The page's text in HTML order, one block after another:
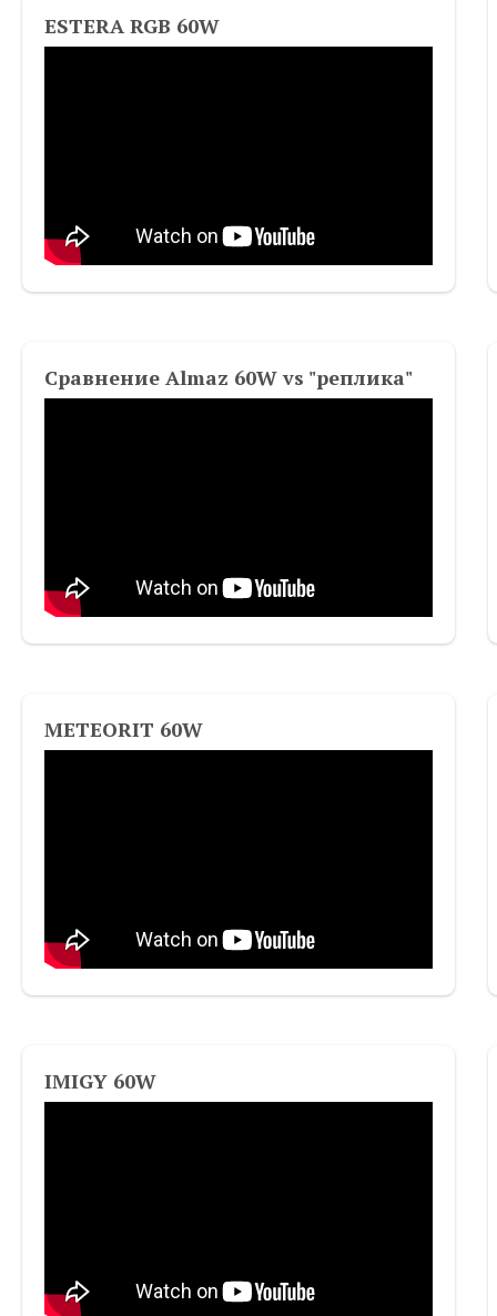
ESTERA RGB 60W
Сравнение Almaz 60W vs "реплика"
METEORIT 60W
IMIGY 60W